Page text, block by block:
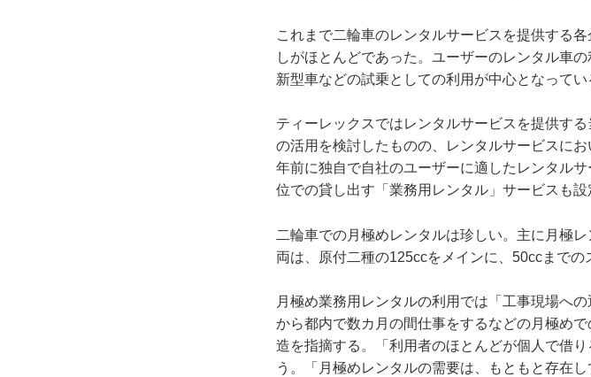
これまで二輪車のレンタルサービスを提供する
しがほとんどであった。ユーザーのレンタル車
新型車などの試乗としての利用が中心となってい
ティーレックスではレンタルサービスを提供す
の活用を検討したものの、レンタルサービスに
年前に独自で自社のユーザーに適したレンタル
位での貸し出す「業務用レンタル」サービスも設
二輪車での月極めレンタルは珍しい。主に月極
両は、原付二種の125ccをメインに、50ccまでの
月極め業務用レンタルの利用では「工事現場へ
から都内で数カ月の間仕事をするなどの月極め
造を指摘する。「利用者のほとんどが個人で借
う。「月極めレンタルの需要は、もともと存在